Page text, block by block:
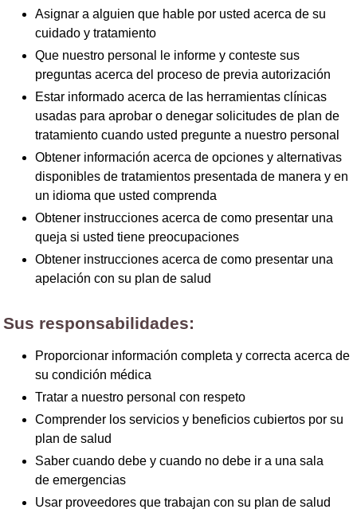
Asignar a alguien que hable por usted acerca de su
cuidado y tratamiento
Que nuestro personal le informe y conteste sus
preguntas acerca del proceso de previa autorización
Estar informado acerca de las herramientas clínicas
usadas para aprobar o denegar solicitudes de plan de
tratamiento cuando usted pregunte a nuestro personal
Obtener información acerca de opciones y alternativas
disponibles de tratamientos presentada de manera y en
un idioma que usted comprenda
Obtener instrucciones acerca de como presentar una
queja si usted tiene preocupaciones
Obtener instrucciones acerca de como presentar una
apelación con su plan de salud
Sus responsabilidades:
Proporcionar información completa y correcta acerca de
su condición médica
Tratar a nuestro personal con respeto
Comprender los servicios y beneficios cubiertos por su
plan de salud
Saber cuando debe y cuando no debe ir a una sala
de emergencias
Usar proveedores que trabajan con su plan de salud